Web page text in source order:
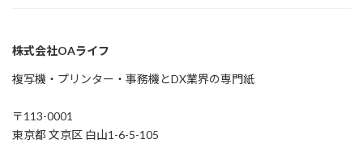
株式会社OAライフ
複写機・プリンター・事務機とDX業界の専門紙
〒113-0001
東京都 文京区 白山1-6-5-105